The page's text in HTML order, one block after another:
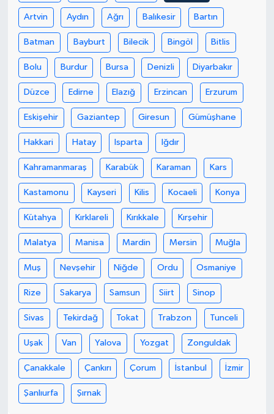
Artvin Aydın Ağrı Balıkesir Bartın
Batman Bayburt Bilecik Bingöl Bitlis
Bolu Burdur Bursa Denizli Diyarbakır
Düzce Edirne Elazığ Erzincan Erzurum
Eskişehir Gaziantep Giresun Gümüşhane
Hakkari Hatay Isparta Iğdır
Kahramanmaraş Karabük Karaman Kars
Kastamonu Kayseri Kilis Kocaeli Konya
Kütahya Kırklareli Kırıkkale Kırşehir
Malatya Manisa Mardin Mersin Muğla
Muş Nevşehir Niğde Ordu Osmaniye
Rize Sakarya Samsun Siirt Sinop
Sivas Tekirdağ Tokat Trabzon Tunceli
Uşak Van Yalova Yozgat Zonguldak
Çanakkale Çankırı Çorum İstanbul İzmir
Şanlıurfa Şırnak